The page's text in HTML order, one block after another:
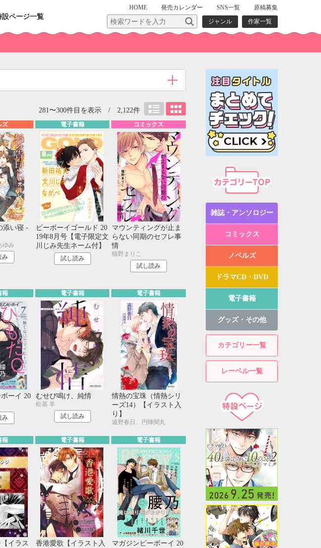
HOME 発売カレンダー SNS一覧
原稿募集
ジャンル
作家一覧
設ページ一覧
281〜300件目を表示 / 2,122件
ズ
添い寝 ‐
ゆみ
み
電子書籍
ビーボーイゴールド 20
19年8月号【電子限定文
川じみ先生ネーム付】
試し読み
コミックス
マウンティングが止ま
らない同期のセフレ事
情
猫野まりこ
試し読み
籍
ーイ 20
み
電子書籍
むせび鳴け、純情
松基 羊
試し読み
電子書籍
情熱の宝珠（情熱シリ
ーズ14）【イラスト入
り】
遠野春日、円陣闇丸
籍
イラス
電子書籍
香港愛歌【イラスト入
電子書籍
マガジンビーボーイ 20
TOP
雑誌・アンソロジー
コミックス
ノベルズ
ドラマCD・DVD
電子書籍
グッズ・その他
カテゴリー一覧
レーベル一覧